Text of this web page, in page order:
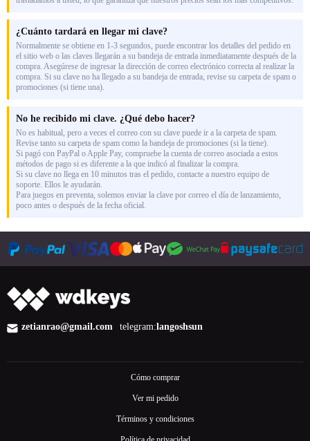
¿Cuánto tardará en llegar mi clave?
Normalmente se obtiene en 1-3 segundos, puede encontrar los detalles del pedido en
el sitio web o las claves llegarán a su bandeja de entrada inmediatamente después de la
compra. Asegúrese de ingresar la dirección de correo electrónico correcta al realizar la
compra. Si su clave no ha llegado a su bandeja de entrada, revise su carpeta de spam o
promociones (si tiene una).
No he recibido mi clave. ¿Qué debo hacer?
No es habitual, pero a veces el correo con su clave puede ir a la carpeta de spam.
Revise tanto su carpeta de spam como la bandeja de promociones (si la tiene).
Si pagó con PayPal o Apple Pay, compruebe la cuenta de correo asociada a estos
métodos de pago si es diferente a la que indicó al finalizar la compra.
Si su clave no llega en 10 minutos tras el pedido, contacte a nuestro equipo de
soporte. Ellos le ayudarán.
Para juegos en preventa, solemos enviar la clave por correo el día de lanzamiento,
poco antes o después de la fecha oficial.
zetianrao@gmail.com telegram:langoshsun
Cómo comprar
Ver mi pedido
Términos y condiciones